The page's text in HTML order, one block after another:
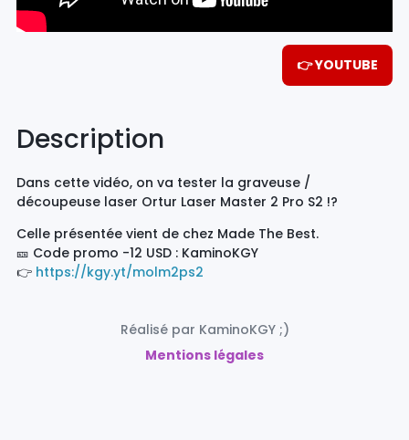
👉 YOUTUBE
Description
Dans cette vidéo, on va tester la graveuse /
découpeuse laser Ortur Laser Master 2 Pro S2 !?
Celle présentée vient de chez Made The Best.
🎫 Code promo -12 USD : KaminoKGY
👉 https://kgy.yt/molm2ps2
Réalisé par KaminoKGY ;)
Mentions légales